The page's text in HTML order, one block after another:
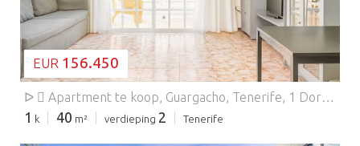
EUR 156.450
ᐅ  Apartment te koop, Guargacho, Tenerife, 1 Dormitorio, 40 m², 156.450 € .
1 k 40 m² verdieping 2 Tenerife